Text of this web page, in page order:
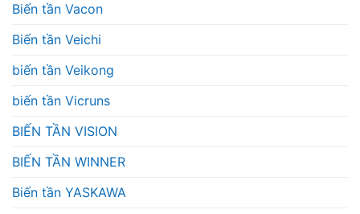
Biến tần Vacon
Biến tần Veichi
biến tần Veikong
biến tần Vicruns
BIẾN TẦN VISION
BIẾN TẦN WINNER
Biến tần YASKAWA